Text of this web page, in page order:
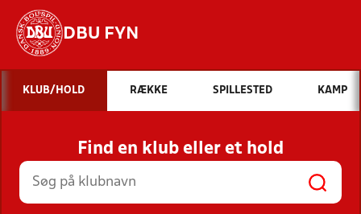
DBU FYN
Hvad vil du søge efter?
INDHOLD OG NYHEDER
STILLINGER, RESULTATER, KLUBBER OG
HOLD
KLUB/HOLD RÆKKE SPILLESTED KAMP
Find en klub eller et hold